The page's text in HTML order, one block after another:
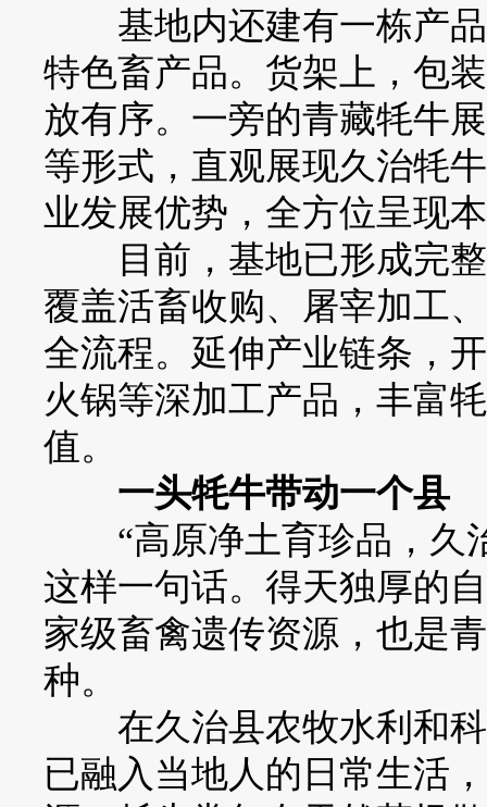
基地内还建有一栋产品
特色畜产品。货架上，包
放有序。一旁的青藏牦牛
等形式，直观展现久治牦
业发展优势，全方位呈现
目前，基地已形成完整
覆盖活畜收购、屠宰加工
全流程。延伸产业链条，
火锅等深加工产品，丰富
值。
一头牦牛带动一个县
“高原净土育珍品，久
这样一句话。得天独厚的
家级畜禽遗传资源，也是
种。
在久治县农牧水利和科
已融入当地人的日常生活